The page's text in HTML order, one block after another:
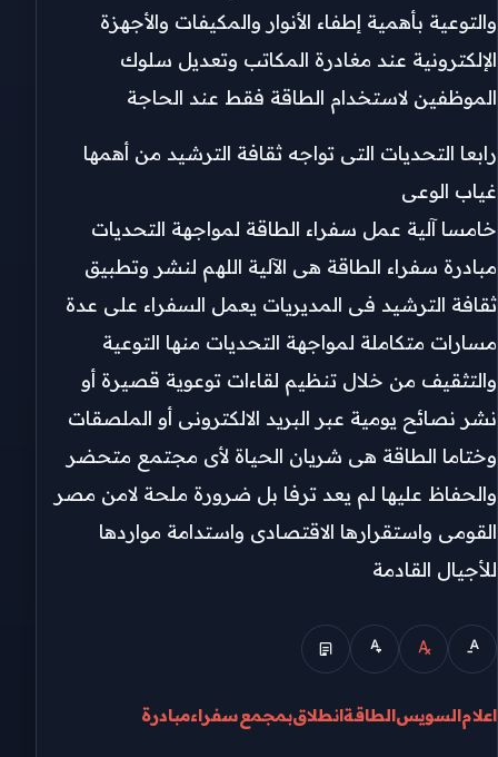
والتوعية بأهمية إطفاء الأنوار والمكيفات والأجهزة
الإلكترونية عند مغادرة المكاتب وتعديل سلوك
الموظفين لاستخدام الطاقة فقط عند الحاجة
رابعا التحديات التى تواجه ثقافة الترشيد من أهمها
غياب الوعى
خامسا آلية عمل سفراء الطاقة لمواجهة التحديات
مبادرة سفراء الطاقة هى الآلية اللهم لنشر وتطبيق
ثقافة الترشيد فى المديريات يعمل السفراء على عدة
مسارات متكاملة لمواجهة التحديات منها التوعية
والتثقيف من خلال تنظيم لقاءات توعوية قصيرة أو
نشر نصائح يومية عبر البريد الالكترونى أو الملصقات
وختاما الطاقة هى شريان الحياة لأى مجتمع متحضر
والحفاظ عليها لم يعد ترفا بل ضرورة ملحة لامن مصر
القومى واستقرارها الاقتصادى واستدامة مواردها
للأجيال القادمة
اعلامالسويسالطاقةانطلاقبمجمع سفراءمبادرة